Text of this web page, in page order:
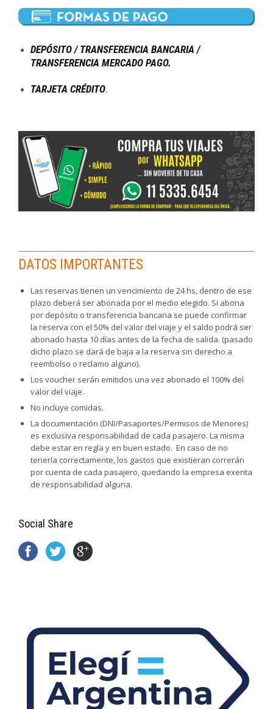
DEPÓSITO / TRANSFERENCIA BANCARIA /
TRANSFERENCIA MERCADO PAGO.
TARJETA CRÉDITO.
DATOS IMPORTANTES
Las reservas tienen un vencimiento de 24 hs, dentro de ese
plazo deberá ser abonada por el medio elegido. Si abona
por depósito o transferencia bancaria se puede confirmar
la reserva con el 50% del valor del viaje y el saldo podrá ser
abonado hasta 10 días antes de la fecha de salida. (pasado
dicho plazo se dará de baja a la reserva sin derecho a
reembolso o reclamo alguno).
Los voucher serán emitidos una vez abonado el 100% del
valor del viaje.
No incluye comidas.
La documentación (DNI/Pasaportes/Permisos de Menores)
es exclusiva responsabilidad de cada pasajero. La misma
debe estar en regla y en buen estado. En caso de no
tenerla correctamente, los gastos que existieran correrán
por cuenta de cada pasajero, quedando la empresa exenta
de responsabilidad alguna.
Social Share